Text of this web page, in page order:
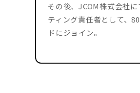
その後、JCOM株式会社
ティング責任者として、
ドにジョイン。